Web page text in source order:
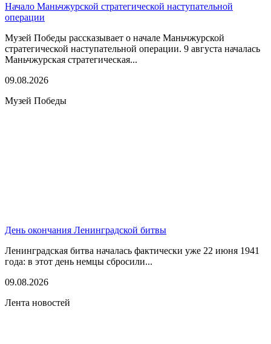
Начало Маньчжурской стратегической наступательной
операции
Музей Победы рассказывает о начале Маньчжурской
стратегической наступательной операции. 9 августа началась
Маньчжурская стратегическая...
09.08.2026
Музей Победы
День окончания Ленинградской битвы
Ленинградская битва началась фактически уже 22 июня 1941
года: в этот день немцы сбросили...
09.08.2026
Лента новостей